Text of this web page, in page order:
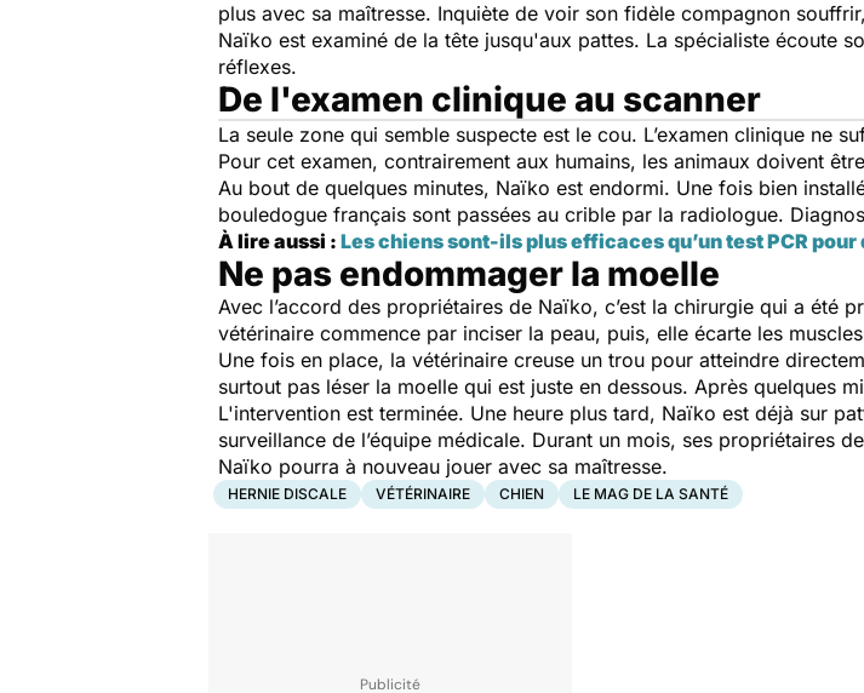
plus avec sa maîtresse. Inquiète de voir son fidèle compagnon
Naïko est examiné de la tête jusqu'aux pattes. La spécialiste écoute
réflexes.
De l'examen clinique au scanner
La seule zone qui semble suspecte est le cou. L’examen clinique ne
Pour cet examen, contrairement aux humains, les animaux doivent
Au bout de quelques minutes, Naïko est endormi. Une fois bien
bouledogue français sont passées au crible par la radiologue.
À lire aussi : Les chiens sont-ils plus efficaces qu’un test PCR
Ne pas endommager la moelle
Avec l’accord des propriétaires de Naïko, c’est la chirurgie qui a été
vétérinaire commence par inciser la peau, puis, elle écarte les
Une fois en place, la vétérinaire creuse un trou pour atteindre
surtout pas léser la moelle qui est juste en dessous. Après quelques
L'intervention est terminée. Une heure plus tard, Naïko est déjà sur
surveillance de l’équipe médicale. Durant un mois, ses propriétaires
Naïko pourra à nouveau jouer avec sa maîtresse.
HERNIE DISCALE VÉTÉRINAIRE CHIEN LE MAG DE LA SANTÉ